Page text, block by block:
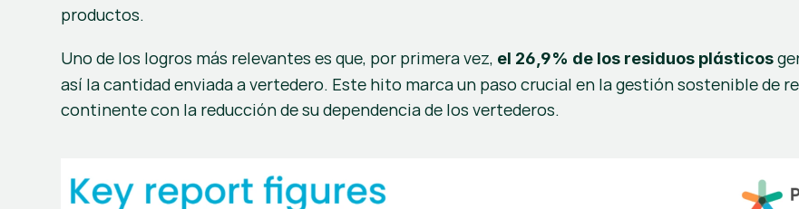
productos.
Uno de los logros más relevantes es que, por primera vez, el 26,9% de los residuos plásticos
así la cantidad enviada a vertedero. Este hito marca un paso crucial en la gestión sostenible de
continente con la reducción de su dependencia de los vertederos.